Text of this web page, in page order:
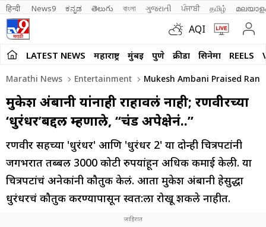
हिन्दी News9 ಕನ್ನಡ తెలుగు বাংলা ગુજરાતી ਪੰਜਾਬੀ தமிழ்
AQI
LATEST NEWS महाराष्ट्र मुंबई पुणे क्रीडा सिनेमा REELS
Marathi News Entertainment Mukesh Ambani Praised
मुकेश अंबानी यांनाही राहावलं नाही; रणवीरच्या
‘धुरंधर’बद्दल म्हणाले, “प्रचंड अपेक्षेनं..”
रणवीर सिंहच्या 'धुरंधर' आणि 'धुरंधर 2' या दोन्ही चित्रपटांनी
जगभरात तब्बल 3000 कोटी रुपयांहून अधिक कमाई केली. या
चित्रपटांचं अनेकांनी कौतुक केलं. आता मुकेश अंबानी हेसुद्धा
धुरंधरचं कौतुक करण्यापासून स्वत:ला रोखू शकले नाहीत.